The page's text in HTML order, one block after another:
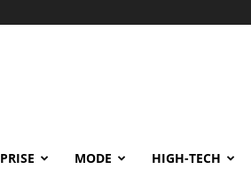
MODE HIGH-TECH